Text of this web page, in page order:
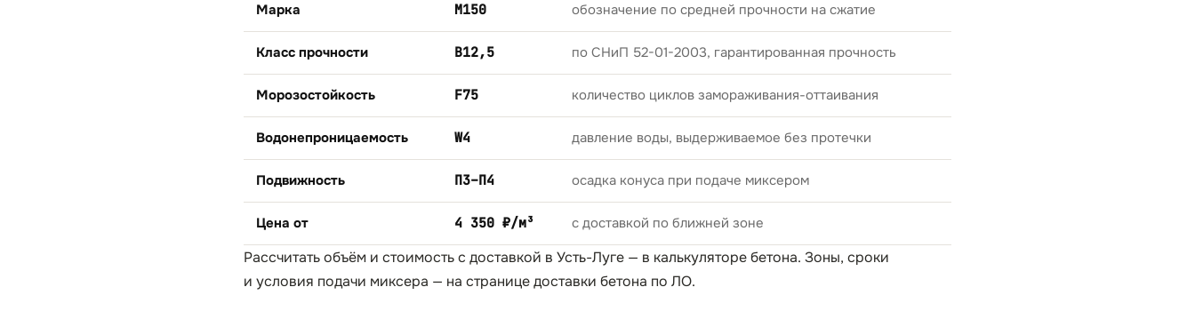
Марка М150 обозначение по средней прочности на сжатие
Класс прочности B12,5 по СНиП 52-01-2003, гарантированная прочность
Морозостойкость F75 количество циклов замораживания-оттаивания
Водонепроницаемость W4 давление воды, выдерживаемое без протечки
Подвижность П3–П4 осадка конуса при подаче миксером
Цена от 4 350 ₽/м³ с доставкой по ближней зоне
Рассчитать объём и стоимость с доставкой в Усть-Луге — в калькуляторе бетона. Зоны, сроки
и условия подачи миксера — на страницедоставки бетона по ЛО.